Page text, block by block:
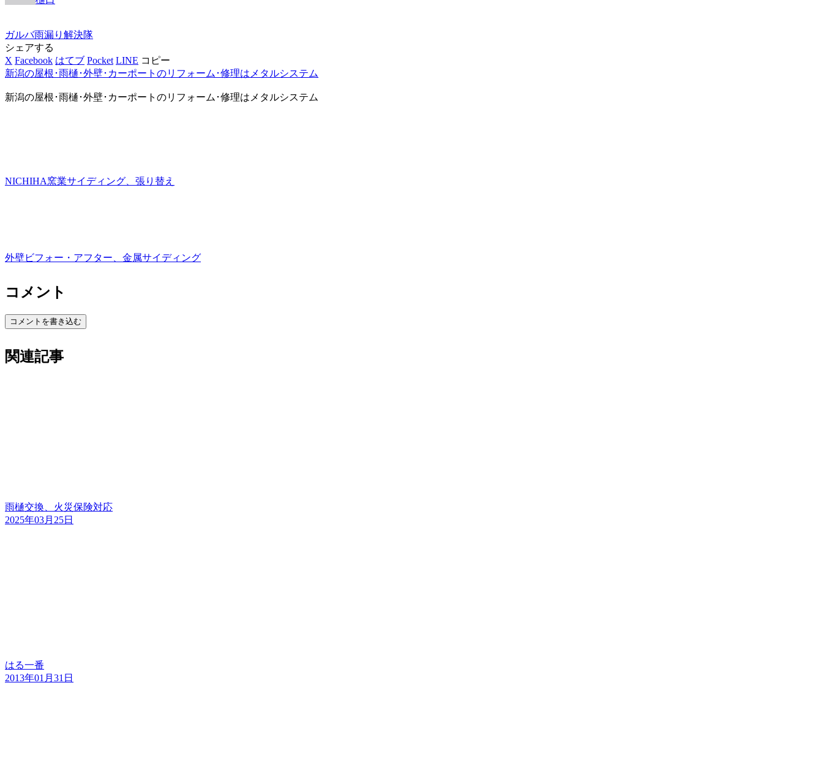
ガルバ雨漏り解決隊
シェアする
X Facebook はてブ Pocket LINE コピー
新潟の屋根･雨樋･外壁･カーポートのリフォーム･修理はメタルシステム
新潟の屋根･雨樋･外壁･カーポートのリフォーム･修理はメタルシステム
NICHIHA窯業サイディング、張り替え
外壁ビフォー・アフター、金属サイディング
コメント
コメントを書き込む
関連記事
雨樋交換、火災保険対応
2025年03月25日
はる一番
2013年01月31日